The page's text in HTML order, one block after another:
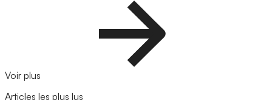
Voir plus
Articles les plus lus